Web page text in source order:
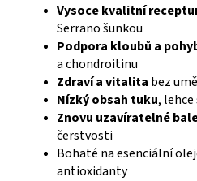
Vysoce kvalitní
Serrano šunkou
Podpora kloubů a
a chondroitinu
Zdraví a vitalita bez
Nízký obsah tuku,
Znovu uzavíratelné
čerstvosti
Bohaté na esenciální
antioxidanty